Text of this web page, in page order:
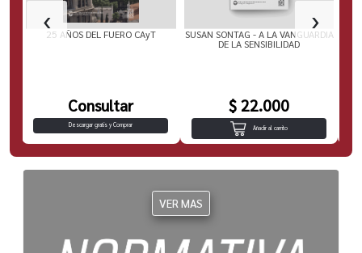
25 AÑOS DEL FUERO CAyT
Consultar
Descargar gratis y Comprar
SUSAN SONTAG - A LA VANGUARDIA
DE LA SENSIBILIDAD
$ 22.000
Añadir al carrito
‹ ›
VER MAS